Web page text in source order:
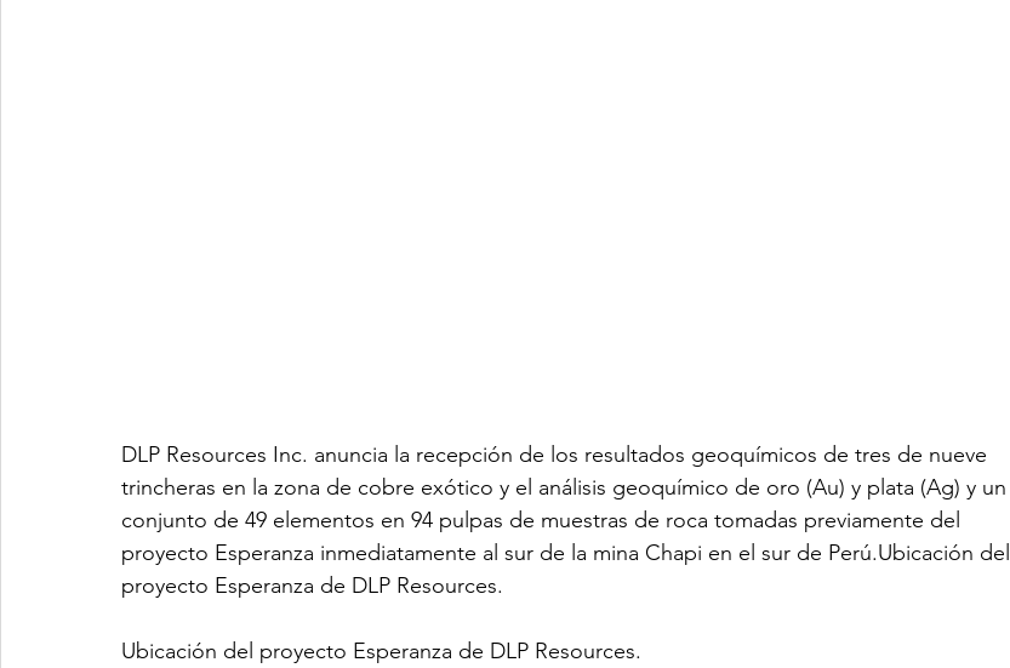
DLP Resources Inc. anuncia la recepción de los resultados geoquímicos de tres de nueve
trincheras en la zona de cobre exótico y el análisis geoquímico de oro (Au) y plata (Ag) y un
conjunto de 49 elementos en 94 pulpas de muestras de roca tomadas previamente del
proyecto Esperanza inmediatamente al sur de la mina Chapi en el sur de Perú.Ubicación del
proyecto Esperanza de DLP Resources.
Ubicación del proyecto Esperanza de DLP Resources.